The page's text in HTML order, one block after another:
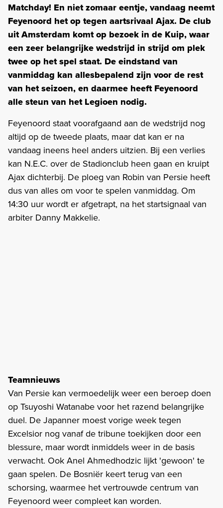
Matchday! En niet zomaar eentje, vandaag neemt
Feyenoord het op tegen aartsrivaal Ajax. De club
uit Amsterdam komt op bezoek in de Kuip, waar
een zeer belangrijke wedstrijd in strijd om plek
twee op het spel staat. De eindstand van
vanmiddag kan allesbepalend zijn voor de rest
van het seizoen, en daarmee heeft Feyenoord
alle steun van het Legioen nodig.
Feyenoord staat voorafgaand aan de wedstrijd nog
altijd op de tweede plaats, maar dat kan er na
vandaag ineens heel anders uitzien. Bij een verlies
kan N.E.C. over de Stadionclub heen gaan en kruipt
Ajax dichterbij. De ploeg van Robin van Persie heeft
dus van alles om voor te spelen vanmiddag. Om
14:30 uur wordt er afgetrapt, na het startsignaal van
arbiter Danny Makkelie.
Teamnieuws
Van Persie kan vermoedelijk weer een beroep doen
op Tsuyoshi Watanabe voor het razend belangrijke
duel. De Japanner moest vorige week tegen
Excelsior nog vanaf de tribune toekijken door een
blessure, maar wordt inmiddels weer in de basis
verwacht. Ook Anel Ahmedhodzic lijkt 'gewoon' te
gaan spelen. De Bosniër keert terug van een
schorsing, waarmee het vertrouwde centrum van
Feyenoord weer compleet kan worden.